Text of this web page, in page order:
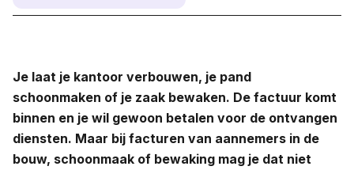
Je laat je kantoor verbouwen, je pand
schoonmaken of je zaak bewaken. De factuur komt
binnen en je wil gewoon betalen voor de ontvangen
diensten. Maar bij facturen van aannemers in de
bouw, schoonmaak of bewaking mag je dat niet